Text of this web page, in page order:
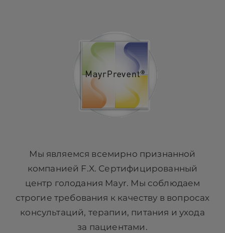
Мы являемся всемирно признанной
компанией F.X. Сертифицированный
центр голодания Mayr. Мы соблюдаем
строгие требования к качеству в вопросах
консультаций, терапии, питания и ухода
за пациентами.